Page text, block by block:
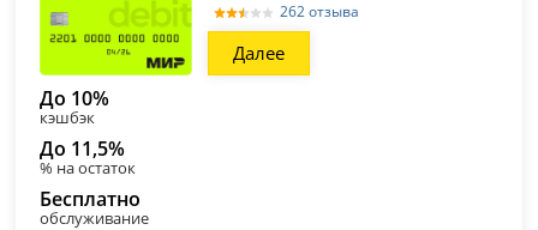
262 отзыва
Далее
До 10%
кэшбэк
До 11,5%
% на остаток
Бесплатно
обслуживание